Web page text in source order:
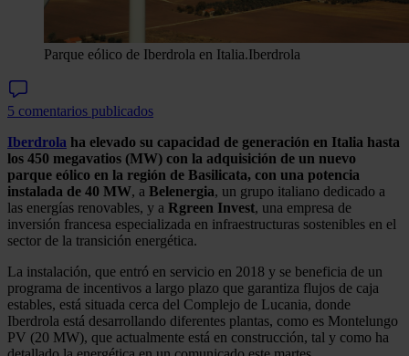
Parque eólico de Iberdrola en Italia.Iberdrola
5 comentarios publicados
Iberdrola ha elevado su capacidad de generación en Italia hasta
los 450 megavatios (MW) con la adquisición de un nuevo
parque eólico en la región de Basilicata, con una potencia
instalada de 40 MW, a Belenergia, un grupo italiano dedicado a
las energías renovables, y a Rgreen Invest, una empresa de
inversión francesa especializada en infraestructuras sostenibles en el
sector de la transición energética.
La instalación, que entró en servicio en 2018 y se beneficia de un
programa de incentivos a largo plazo que garantiza flujos de caja
estables, está situada cerca del Complejo de Lucania, donde
Iberdrola está desarrollando diferentes plantas, como es Montelungo
PV (20 MW), que actualmente está en construcción, tal y como ha